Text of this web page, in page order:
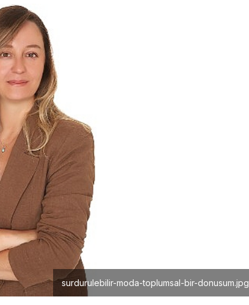
surdurulebilir-moda-toplumsal-bir-donusum.jpg